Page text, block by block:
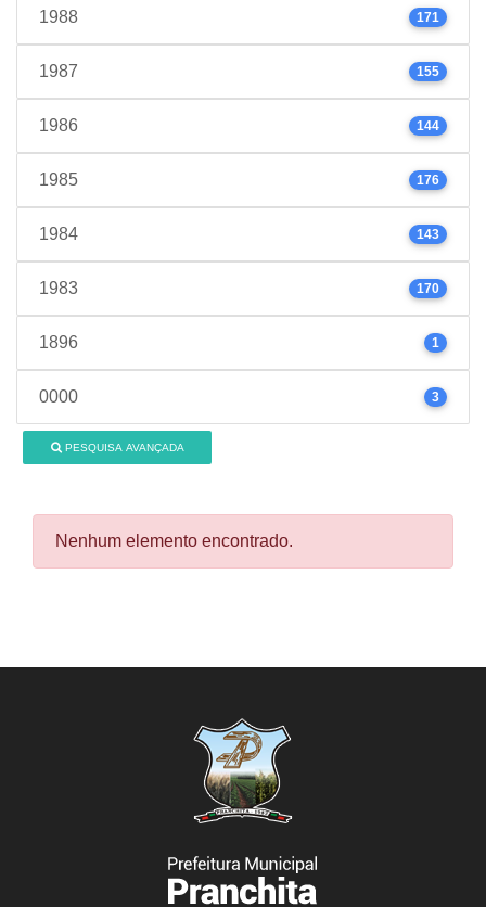
1988 171
1987 155
1986 144
1985 176
1984 143
1983 170
1896 1
0000 3
PESQUISA AVANÇADA
Nenhum elemento encontrado.